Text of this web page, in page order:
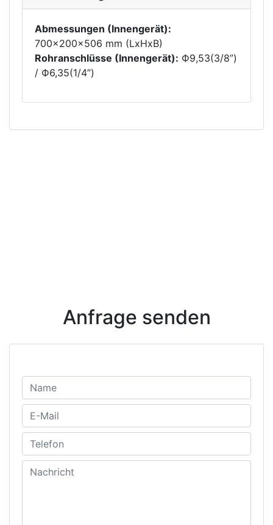
Abmessungen (Innengerät):
700x200x506 mm (LxHxB)
Rohranschlüsse (Innengerät): Ф9,53(3/8”)
/ Ф6,35(1/4”)
Anfrage senden